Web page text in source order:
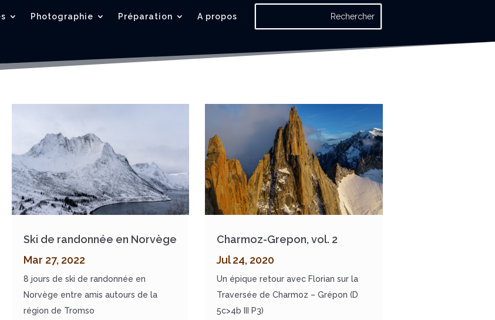
Photographie Préparation A propos
Ski de randonnée en Norvège
Mar 27, 2022
8 jours de ski de randonnée en
Norvège entre amis autours de la
région de Tromso
Charmoz-Grepon, vol. 2
Jul 24, 2020
Un épique retour avec Florian sur la
Traversée de Charmoz – Grépon (D
5c>4b III P3)